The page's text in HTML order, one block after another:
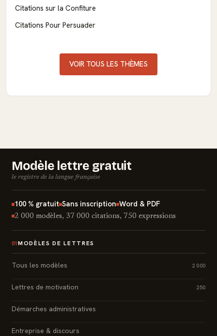
Citations sur la Confiture
Citations Pour Persuader
VOIR TOUS LES THÈMES
Modèle lettre gratuit
le registre de la langue française
100 % gratuit Sans inscription Word & PDF
2 000 modèles, 37 000 citations, 750 expressions
01 MODÈLES DE LETTRES
Tous les modèles 2 000
Lettres de motivation 250
Démarches administratives
Entreprise & discours